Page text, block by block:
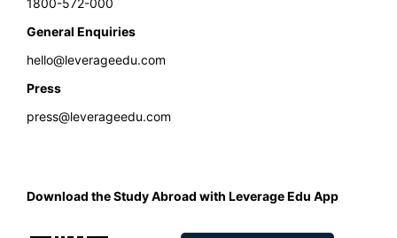
1800-572-000
General Enquiries
hello@leverageedu.com
Press
press@leverageedu.com
Download the Study Abroad with Leverage Edu App